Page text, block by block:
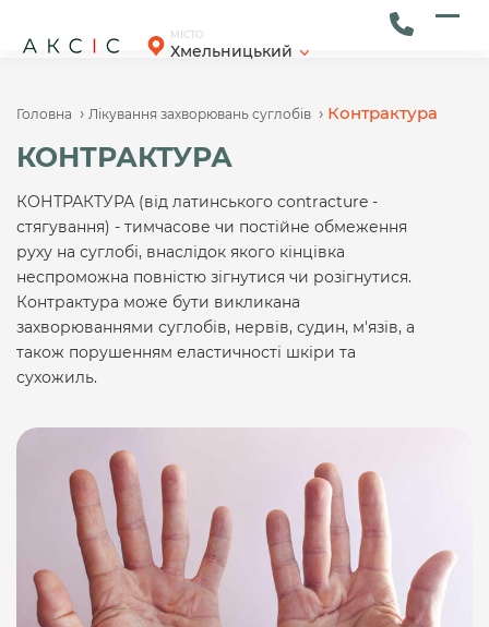
content
МІСТО
Хмельницький
Головна › Лікування захворювань суглобів › Контрактура
КОНТРАКТУРА
КОНТРАКТУРА (від латинського contracture -
стягування) - тимчасове чи постійне обмеження
руху на суглобі, внаслідок якого кінцівка
неспроможна повністю зігнутися чи розігнутися.
Контрактура може бути викликана
захворюваннями суглобів, нервів, судин, м'язів, а
також порушенням еластичності шкіри та
сухожиль.